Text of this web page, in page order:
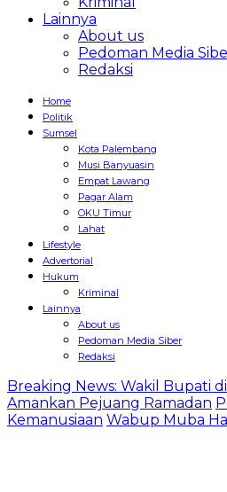
Lainnya
About us
Pedoman Media
Redaksi
Home
Politik
Sumsel
Kota Palembang
Musi Banyuasin
Empat Lawang
Pagar Alam
OKU Timur
Lahat
Lifestyle
Advertorial
Hukum
Kriminal
Lainnya
About us
Pedoman Media Siber
Redaksi
Breaking News: Wakil Bupati
Amankan Pejuang Ramadan
Kemanusiaan Wabup Muba